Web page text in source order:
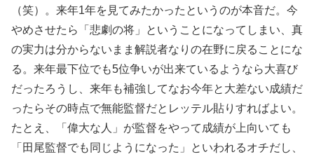
（笑）。来年1年を見てみたかったというのが本音だ。今
やめさせたら「悲劇の将」ということになってしまい、真
の実力は分からないまま解説者なりの在野に戻ることにな
る。来年最下位でも5位争いが出来ているようなら大喜び
だったろうし、来年も補強してなお今年と大差ない成績だ
ったらその時点で無能監督だとレッテル貼りすればよい。
たとえ、「偉大な人」が監督をやって成績が上向いても
「田尾監督でも同じようになった」といわれるオチだし、